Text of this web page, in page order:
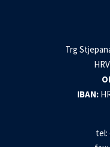
Trg
IBAN:
tel: